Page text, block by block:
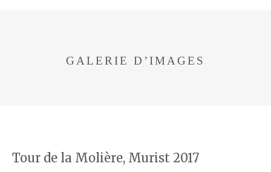
GALERIE D’IMAGES
Tour de la Molière, Murist 2017